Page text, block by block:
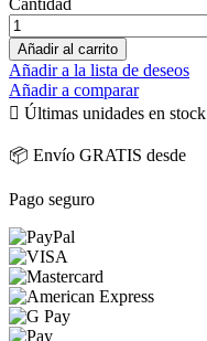
Cantidad
Añadir al carrito
Añadir a la lista de deseos
Añadir a comparar
 Últimas unidades en stock
📦 Envío GRATIS desde
Pago seguro